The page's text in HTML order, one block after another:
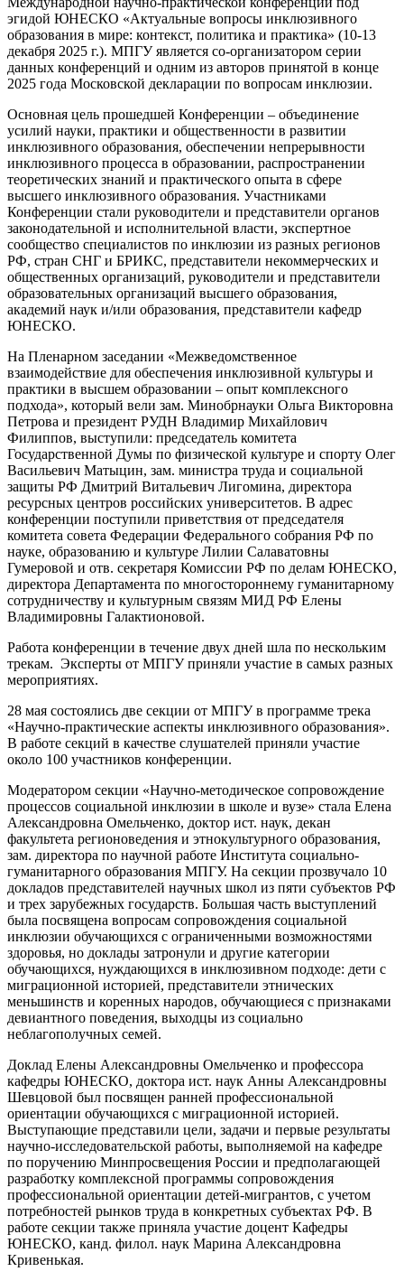
эгидой ЮНЕСКО «Актуальные вопросы инклюзивного
образования в мире: контекст, политика и практика» (10-13
декабря 2025 г.). МПГУ является со-организатором серии
данных конференций и одним из авторов принятой в конце
2025 года Московской декларации по вопросам инклюзии.
Основная цель прошедшей Конференции – объединение
усилий науки, практики и общественности в развитии
инклюзивного образования, обеспечении непрерывности
инклюзивного процесса в образовании, распространении
теоретических знаний и практического опыта в сфере
высшего инклюзивного образования. Участниками
Конференции стали руководители и представители органов
законодательной и исполнительной власти, экспертное
сообщество специалистов по инклюзии из разных регионов
РФ, стран СНГ и БРИКС, представители некоммерческих и
общественных организаций, руководители и представители
образовательных организаций высшего образования,
академий наук и/или образования, представители кафедр
ЮНЕСКО.
На Пленарном заседании «Межведомственное
взаимодействие для обеспечения инклюзивной культуры и
практики в высшем образовании – опыт комплексного
подхода», который вели зам. Минобрнауки Ольга Викторовна
Петрова и президент РУДН Владимир Михайлович
Филиппов, выступили: председатель комитета
Государственной Думы по физической культуре и спорту Олег
Васильевич Матыцин, зам. министра труда и социальной
защиты РФ Дмитрий Витальевич Лигомина, директора
ресурсных центров российских университетов. В адрес
конференции поступили приветствия от председателя
комитета совета Федерации Федерального собрания РФ по
науке, образованию и культуре Лилии Салаватовны
Гумеровой и отв. секретаря Комиссии РФ по делам ЮНЕСКО,
директора Департамента по многостороннему гуманитарному
сотрудничеству и культурным связям МИД РФ Елены
Владимировны Галактионовой.
Работа конференции в течение двух дней шла по нескольким
трекам. Эксперты от МПГУ приняли участие в самых разных
мероприятиях.
28 мая состоялись две секции от МПГУ в программе трека
«Научно-практические аспекты инклюзивного образования».
В работе секций в качестве слушателей приняли участие
около 100 участников конференции.
Модератором секции «Научно-методическое сопровождение
процессов социальной инклюзии в школе и вузе» стала Елена
Александровна Омельченко, доктор ист. наук, декан
факультета регионоведения и этнокультурного образования,
зам. директора по научной работе Института социально-
гуманитарного образования МПГУ. На секции прозвучало 10
докладов представителей научных школ из пяти субъектов РФ
и трех зарубежных государств. Большая часть выступлений
была посвящена вопросам сопровождения социальной
инклюзии обучающихся с ограниченными возможностями
здоровья, но доклады затронули и другие категории
обучающихся, нуждающихся в инклюзивном подходе: дети с
миграционной историей, представители этнических
меньшинств и коренных народов, обучающиеся с признаками
девиантного поведения, выходцы из социально
неблагополучных семей.
Доклад Елены Александровны Омельченко и профессора
кафедры ЮНЕСКО, доктора ист. наук Анны Александровны
Шевцовой был посвящен ранней профессиональной
ориентации обучающихся с миграционной историей.
Выступающие представили цели, задачи и первые результаты
научно-исследовательской работы, выполняемой на кафедре
по поручению Минпросвещения России и предполагающей
разработку комплексной программы сопровождения
профессиональной ориентации детей-мигрантов, с учетом
потребностей рынков труда в конкретных субъектах РФ. В
работе секции также приняла участие доцент Кафедры
ЮНЕСКО, канд. филол. наук Марина Александровна
Кривенькая.